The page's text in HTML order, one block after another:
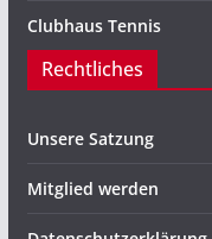
Clubhaus Tennis
Rechtliches
Unsere Satzung
Mitglied werden